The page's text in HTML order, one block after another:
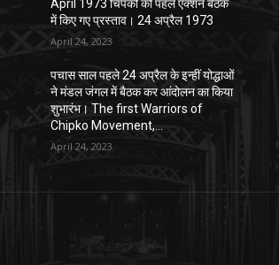
April 1973 चिपको की पहले एक्शन बैठक
में किए गए प्रस्ताव। 24 अप्रैल 1973
April 24, 2023
पचास साल पहले 24 अप्रैल के इन्हीं योद्धाओं
ने मंडल जंगल में बैठक कर आंदोलन का किया
शुभारंभ। The first Warriors of
Chipko Movement,...
April 24, 2023